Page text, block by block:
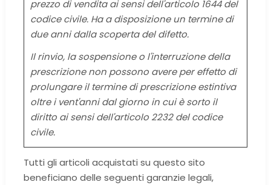
prezzo di vendita ai sensi dell'articolo 1644 del
codice civile. Ha a disposizione un termine di
due anni dalla scoperta del difetto.
Il rinvio, la sospensione o l'interruzione della
prescrizione non possono avere per effetto di
prolungare il termine di prescrizione estintiva
oltre i vent'anni dal giorno in cui è sorto il
diritto ai sensi dell'articolo 2232 del codice
civile.
Tutti gli articoli acquistati su questo sito
beneficiano delle seguenti garanzie legali,